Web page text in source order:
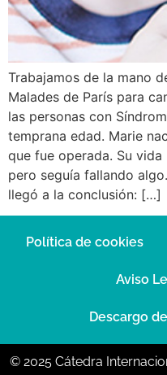
Trabajamos de la mano
Malades de París para
las personas con
temprana edad. Marie
que fue operada. Su
pero seguía fallando
llegó a la conclusión: […]
Política de cookies
Aviso
Descargo
© 2025 Cátedra